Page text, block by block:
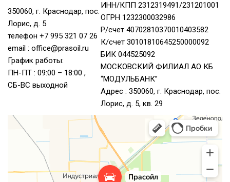
350060, г. Краснодар, пос.
Лорис, д. 5
телефон +7 995 321 07 26
email : office@prasoil.ru
График работы:
ПН-ПТ : 09:00 – 18:00 ,
СБ-ВС выходной
ИНН/КПП 2312319491/231201001
ОГРН 1232300032986
Р/счет 40702810370010403582
К/счет 30101810645250000092
БИК 044525092
МОСКОВСКИЙ ФИЛИАЛ АО КБ
“МОДУЛЬБАНК”
Адрес : 350060, г. Краснодар, пос.
Лорис, д. 5, кв. 29